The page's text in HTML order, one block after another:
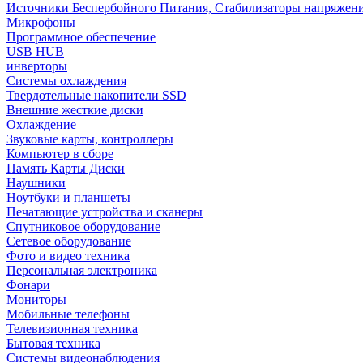
Источники Беспербойного Питания, Стабилизаторы
Микрофоны
Программное обеспечение
USB HUB
инверторы
Системы охлаждения
Твердотельные накопители SSD
Внешние жесткие диски
Охлаждение
Звуковые карты, контроллеры
Компьютер в сборе
Память Карты Диски
Наушники
Ноутбуки и планшеты
Печатающие устройства и сканеры
Спутниковое оборудование
Сетевое оборудование
Фото и видео техника
Персональная электроника
Фонари
Мониторы
Мобильные телефоны
Телевизионная техника
Бытовая техника
Cистемы видеонаблюдения